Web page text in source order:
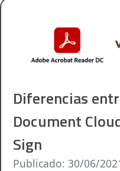
Diferencias
Document
Sign
Publicado: 30/06/